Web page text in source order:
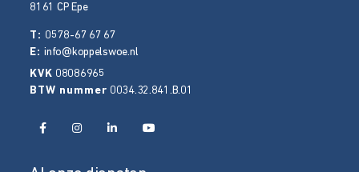
8161 CP Epe
T: 0578-67 67 67
E:info@koppelswoe.nl
KVK 08086965
BTW nummer 0034.32.841.B.01